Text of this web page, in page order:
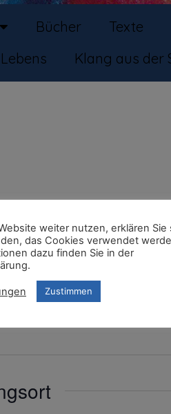
Bücher Texte
Klang aus der
weiter nutzen, erklären Sie
das Cookies verwendet
dazu finden Sie in der
Zustimmen